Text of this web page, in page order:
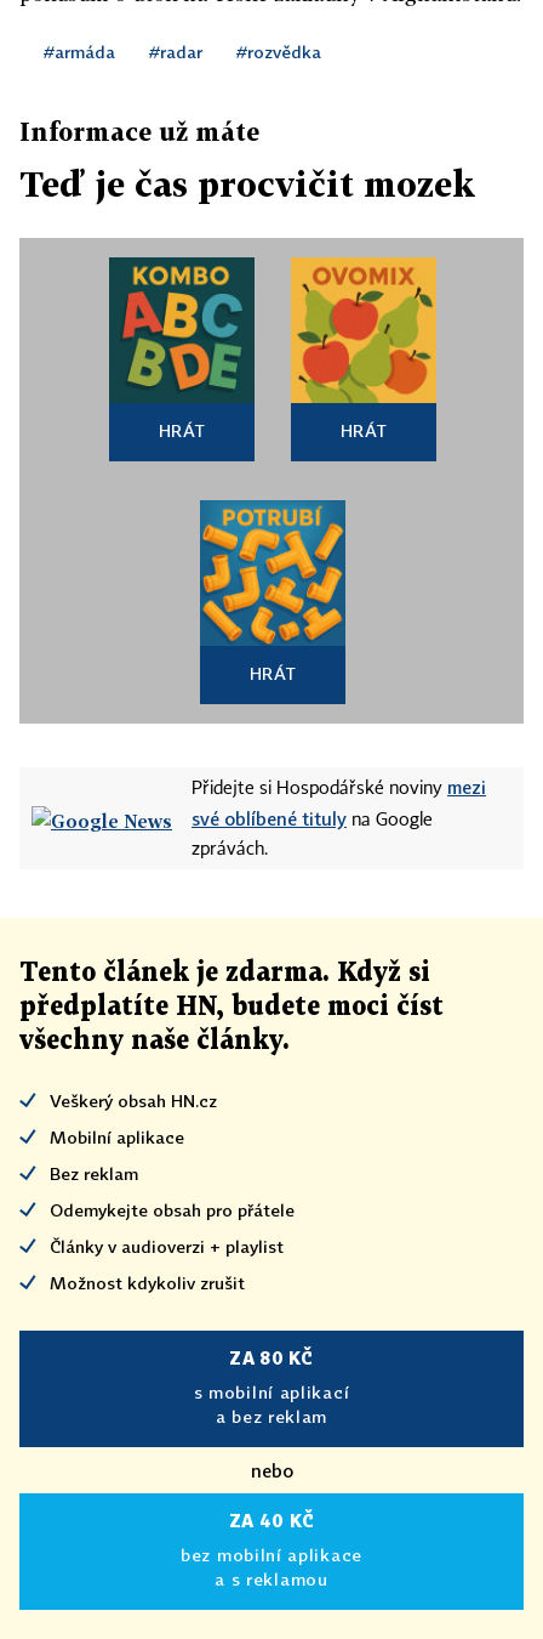
#armáda #radar #rozvědka
Informace už máte
Teď je čas procvičit mozek
HRÁT HRÁT
HRÁT
Přidejte si Hospodářské noviny mezi
své oblíbené tituly na Google
zprávách.
Tento článek je zdarma. Když si
předplatíte HN, budete moci číst
všechny naše články.
Veškerý obsah HN.cz
Mobilní aplikace
Bez reklam
Odemykejte obsah pro přátele
Články v audioverzi + playlist
Možnost kdykoliv zrušit
ZA 80 KČ
s mobilní aplikací
a bez reklam
nebo
ZA 40 KČ
bez mobilní aplikace
a s reklamou